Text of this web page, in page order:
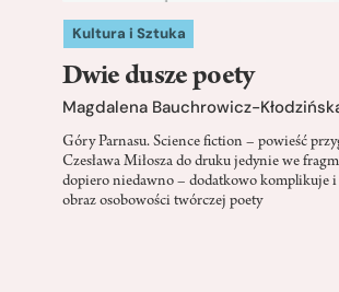
Kultura i Sztuka
Dwie dusze poety
Magdalena Bauchrowicz-
Góry Parnasu. Science fiction – powieść
Czesława Miłosza do druku jedynie we
dopiero niedawno – dodatkowo komplikuje
obraz osobowości twórczej poety